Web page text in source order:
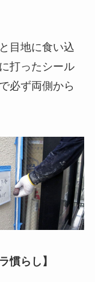
目地に食い込
打ったシール
必ず両側から
慣らし】